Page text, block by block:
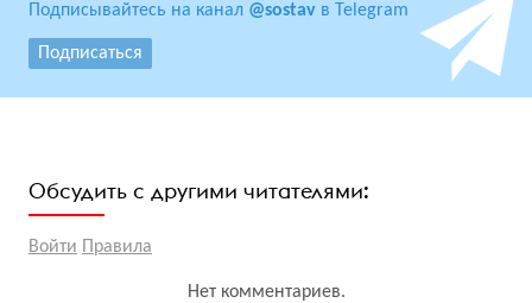
Подписывайтесь на канал @sostav в Telegram
Подписаться
Обсудить с другими читателями:
Войти Правила
Нет комментариев.